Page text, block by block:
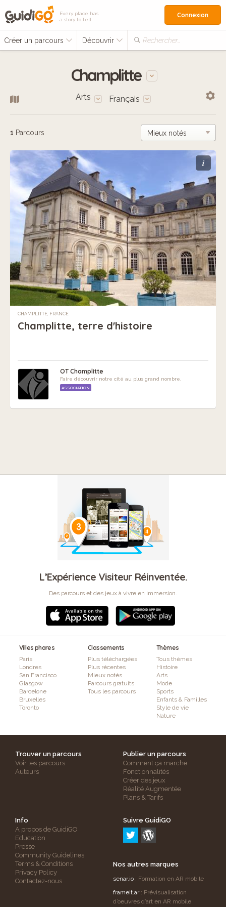
Every place has
a story to tell
Créer un parcours Découvrir Rechercher…
Connexion
Champlitte
Arts Français
1 Parcours
i
CHAMPLITTE, FRANCE
Champlitte, terre d'histoire
OT Champlitte
Faire découvrir notre cité au plus grand nombre.
ASSOCIATION
L’Expérience Visiteur Réinventée.
Des parcours et des jeux à vivre en immersion.
Villes phares
Paris
Londres
San Francisco
Glasgow
Barcelone
Bruxelles
Toronto
Classements
Plus téléchargées
Plus récentes
Mieux notés
Parcours gratuits
Tous les parcours
Thèmes
Tous thèmes
Histoire
Arts
Mode
Sports
Enfants & Familles
Style de vie
Nature
Trouver un parcours
Voir les parcours
Auteurs
Publier un parcours
Comment ça marche
Fonctionnalités
Créer des jeux
Réalité Augmentée
Plans & Tarifs
Info
A propos de GuidiGO
Education
Presse
Community Guidelines
Terms & Conditions
Privacy Policy
Contactez-nous
Suivre GuidiGO
Nos autres marques
senar.io : Formation en AR mobile
frameit.ar: Prévisualisation
d’oeuvres d’art en AR mobile